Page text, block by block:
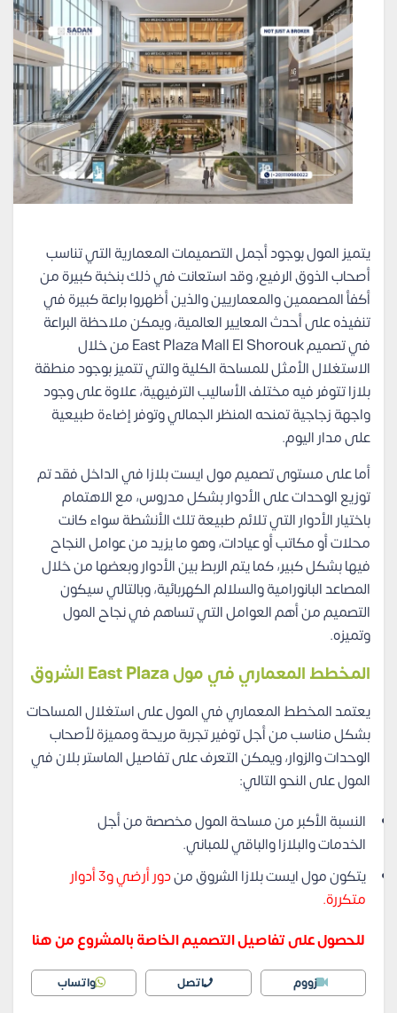
يتميز المول بوجود أجمل التصميمات المعمارية التي تناسب
أصحاب الذوق الرفيع، وقد استعانت في ذلك بنخبة كبيرة من
أكفأ المصممين والمعماريين والذين أظهروا براعة كبيرة في
تنفيذه على أحدث المعايير العالمية، ويمكن ملاحظة البراعة
في تصميم East Plaza Mall El Shorouk من خلال
الاستغلال الأمثل للمساحة الكلية والتي تتميز بوجود منطقة
بلازا تتوفر فيه مختلف الأساليب الترفيهية، علاوة على وجود
واجهة زجاجية تمنحه المنظر الجمالي وتوفر إضاءة طبيعية
على مدار اليوم.
أما على مستوى تصميم مول ايست بلازا في الداخل فقد تم
توزيع الوحدات على الأدوار بشكل مدروس، مع الاهتمام
باختيار الأدوار التي تلائم طبيعة تلك الأنشطة سواء كانت
محلات أو مكاتب أو عيادات، وهو ما يزيد من عوامل النجاح
فيها بشكل كبير، كما يتم الربط بين الأدوار وبعضها من خلال
المصاعد البانورامية والسلالم الكهربائية، وبالتالي سيكون
التصميم من أهم العوامل التي تساهم في نجاح المول
وتميزه.
المخطط المعماري في مول East Plaza الشروق
يعتمد المخطط المعماري في المول على استغلال المساحات
بشكل مناسب من أجل توفير تجربة مريحة ومميزة لأصحاب
الوحدات والزوار، ويمكن التعرف على تفاصيل الماستر بلان في
المول على النحو التالي:
النسبة الأكبر من مساحة المول مخصصة من أجل
الخدمات والبلازا والباقي للمباني.
يتكون مول ايست بلازا الشروق من
دور أرضي و3 أدوار
متكررة.
للحصول على تفاصيل التصميم الخاصة بالمشروع من هنا
زووم اتصل واتساب